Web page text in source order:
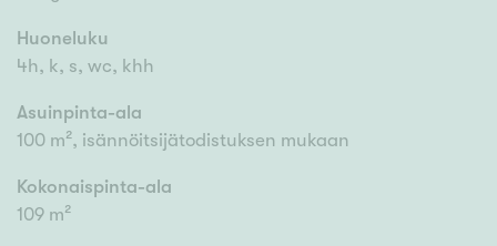
Huoneluku
4h, k, s, wc, khh
Asuinpinta-ala
100 m², isännöitsijätodistuksen mukaan
Kokonaispinta-ala
109 m²